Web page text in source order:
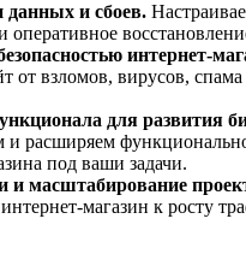
данных и сбоев.
оперативное
интернет-
от взломов, вирусов, спама
для развития
и расширяем
под ваши задачи.
и масштабирование
магазин к росту